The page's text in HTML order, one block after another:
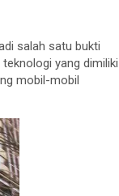
salah satu bukti
yang dimiliki
mobil-mobil